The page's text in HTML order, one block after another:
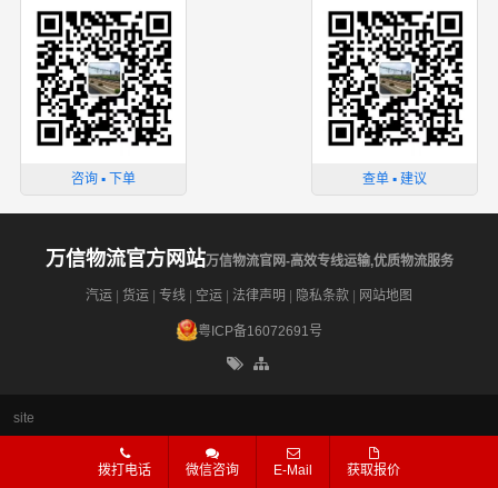
拨打电话 微信咨询 E-Mail 获取报价
咨询 ▪ 下单 查单 ▪ 建议
万信物流官方网站万信物流官网-高效专线运输,优质物流服务
汽运 货运 专线 空运 法律声明 隐私条款 网站地图
粤ICP备16072691号
site